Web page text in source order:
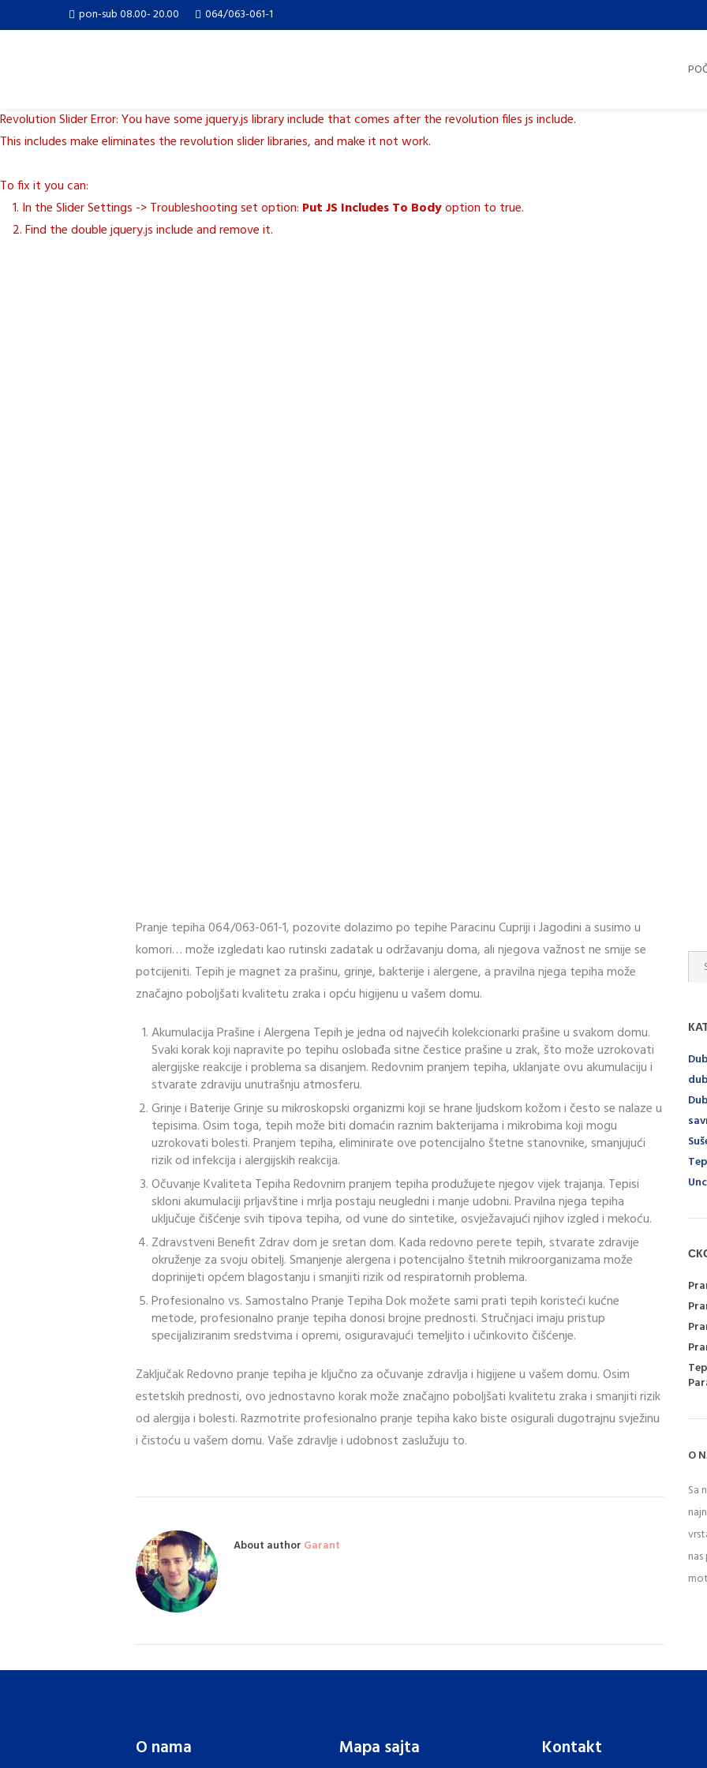
pon-sub 08.00- 20.00 064/063-061-1
Revolution Slider Error: You have some jquery.js library include that comes after the revolution files js include.
This includes make eliminates the revolution slider libraries, and make it not work.
To fix it you can:
1. In the Slider Settings -> Troubleshooting set option: Put JS Includes To Bodyoption to true.
2. Find the double jquery.js include and remove it.
Pranje tepiha 064/063-061-1, pozovite dolazimo po tepihe Paracinu Cupriji i Jagodini a susimo u
komori… može izgledati kao rutinski zadatak u održavanju doma, ali njegova važnost ne smije se
potcijeniti. Tepih je magnet za prašinu, grinje, bakterije i alergene, a pravilna njega tepiha može
značajno poboljšati kvalitetu zraka i opću higijenu u vašem domu.
Akumulacija Prašine i Alergena Tepih je jedna od najvećih kolekcionarki prašine u svakom domu.
Svaki korak koji napravite po tepihu oslobađa sitne čestice prašine u zrak, što može uzrokovati
alergijske reakcije i problema sa disanjem. Redovnim pranjem tepiha, uklanjate ovu akumulaciju i
stvarate zdraviju unutrašnju atmosferu.
Grinje i Baterije Grinje su mikroskopski organizmi koji se hrane ljudskom kožom i često se nalaze u
tepisima. Osim toga, tepih može biti domaćin raznim bakterijama i mikrobima koji mogu
uzrokovati bolesti. Pranjem tepiha, eliminirate ove potencijalno štetne stanovnike, smanjujući
rizik od infekcija i alergijskih reakcija.
Očuvanje Kvaliteta Tepiha Redovnim pranjem tepiha produžujete njegov vijek trajanja. Tepisi
skloni akumulaciji prljavštine i mrlja postaju neugledni i manje udobni. Pravilna njega tepiha
uključuje čišćenje svih tipova tepiha, od vune do sintetike, osvježavajući njihov izgled i mekoću.
Zdravstveni Benefit Zdrav dom je sretan dom. Kada redovno perete tepih, stvarate zdravije
okruženje za svoju obitelj. Smanjenje alergena i potencijalno štetnih mikroorganizama može
doprinijeti općem blagostanju i smanjiti rizik od respiratornih problema.
Profesionalno vs. Samostalno Pranje Tepiha Dok možete sami prati tepih koristeći kućne
metode, profesionalno pranje tepiha donosi brojne prednosti. Stručnjaci imaju pristup
specijaliziranim sredstvima i opremi, osiguravajući temeljito i učinkovito čišćenje.
Zaključak Redovno pranje tepiha je ključno za očuvanje zdravlja i higijene u vašem domu. Osim
estetskih prednosti, ovo jednostavno korak može značajno poboljšati kvalitetu zraka i smanjiti rizik
od alergija i bolesti. Razmotrite profesionalno pranje tepiha kako biste osigurali dugotrajnu svježinu
i čistoću u vašem domu. Vaše zdravlje i udobnost zaslužuju to.
About author Garant
O
Sa
O nama Mapa sajta Kontakt